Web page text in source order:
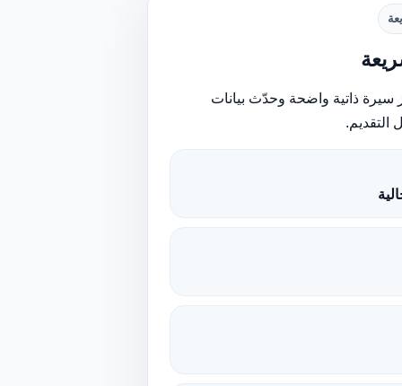
سيرة ذاتية واضحة وحدّث بيانات
التقديم.